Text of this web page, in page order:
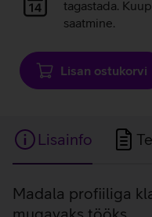
laadiminetagastada.
saatmine.
Lisan ostukorvi
Lisainfo
Lisainfo
Madala profiiliga